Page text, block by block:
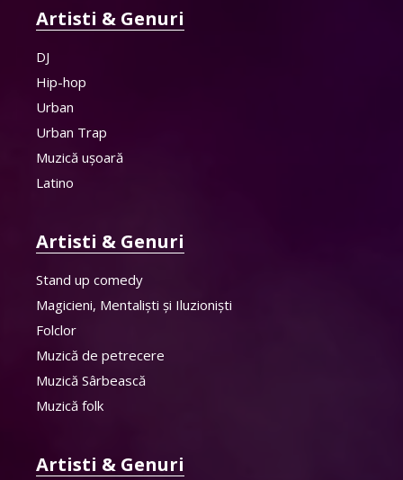
Artisti & Genuri
DJ
Hip-hop
Urban
Urban Trap
Muzică ușoară
Latino
Artisti & Genuri
Stand up comedy
Magicieni, Mentaliști și Iluzioniști
Folclor
Muzică de petrecere
Muzică Sârbească
Muzică folk
Artisti & Genuri